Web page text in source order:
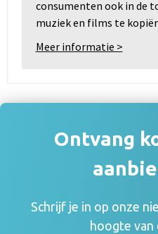
consumenten ook in de
muziek en films te
Meer informatie >
Wellicht staat jouw antwoord
of specificaties. Staat jouw
contact met ons op
Neem contact met ons op
Ontvang
Schrijf je in op onze
hoogte van